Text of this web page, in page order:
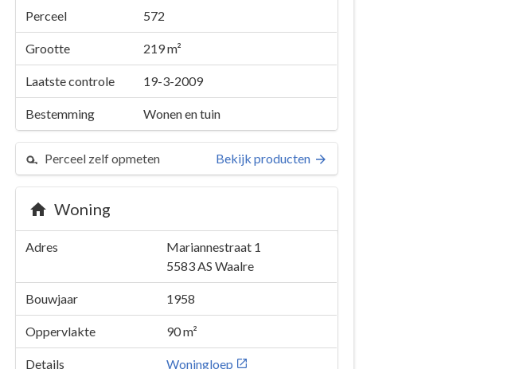
Perceel 572
Grootte 219 m²
Laatste controle 19-3-2009
Bestemming Wonen en tuin
Perceel zelf opmeten Bekijk producten
Woning
Adres
Mariannestraat 1
5583 AS Waalre
Bouwjaar 1958
Oppervlakte 90 m²
Details Woningloep